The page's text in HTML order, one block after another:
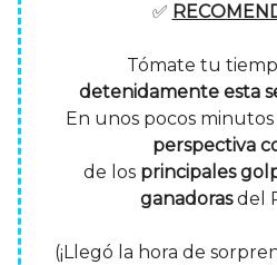
✅
Tómate tu
detenidamente esta
En unos pocos
perspectiva
de los principales
ganadorasdel
(¡Llegó la hora de